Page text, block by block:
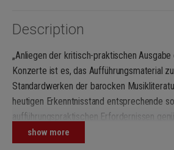
Description
„Anliegen der kritisch-praktischen
Konzerte ist es, das Aufführungsmaterial
Standardwerken der barocken
heutigen Erkenntnisstand entsprechende
aufführungspraktischen Erfordernissen
bringen.
show more